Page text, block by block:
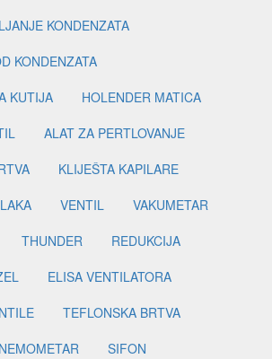
KONDENZATA
KONDENZATA
KUTIJA
HOLENDER MATICA
ALAT ZA PERTLOVANJE
KLIJEŠTA KAPILARE
VENTIL
VAKUMETAR
THUNDER
REDUKCIJA
ELISA VENTILATORA
TEFLONSKA BRTVA
SIFON